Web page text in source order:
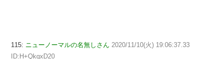
115: ニューノーマルの名無しさん 2020/11/10(火) 19:06:37.33
ID:H+QkqxD20